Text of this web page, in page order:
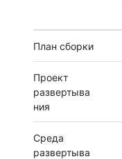
План сборки
Проект
развертыва
ния
Среда
развертыва